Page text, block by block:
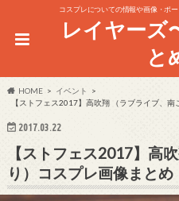
コスプレについての情報や画像・ポ
レイヤーズ
と
HOME
イベント
【ストフェス2017】高吹翔 （ラブライブ、
2017.03.22
【ストフェス2017】高
り）コスプレ画像まとめ